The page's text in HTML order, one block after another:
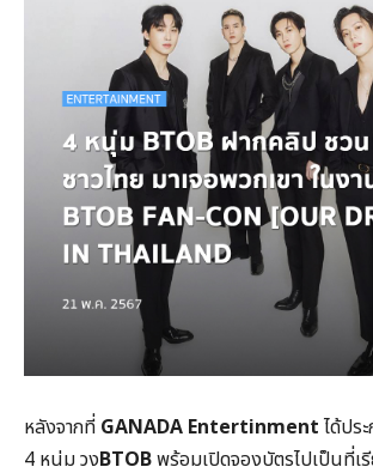
หลังจากที่ GANADA Entertinment ได้ปร
4 หนุ่ม วงBTOBพร้อมเปิดจองบัตรไปเป็นที่